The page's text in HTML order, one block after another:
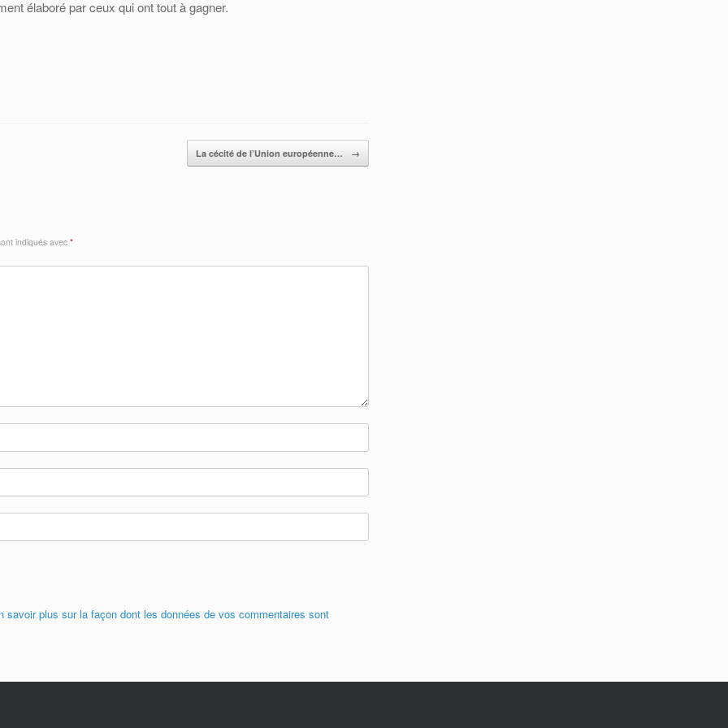
élaboré par ceux qui ont tout à gagner.
La cécité de l’Union européenne… →
indiqués avec*
savoir plus sur la façon dont les données de vos commentaires sont